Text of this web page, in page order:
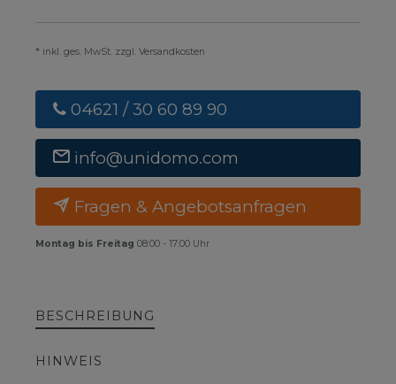
* inkl. ges. MwSt. zzgl. Versandkosten
04621 / 30 60 89 90
info@unidomo.com
Fragen & Angebotsanfragen
Montag bis Freitag 08:00 - 17:00 Uhr
BESCHREIBUNG
HINWEIS